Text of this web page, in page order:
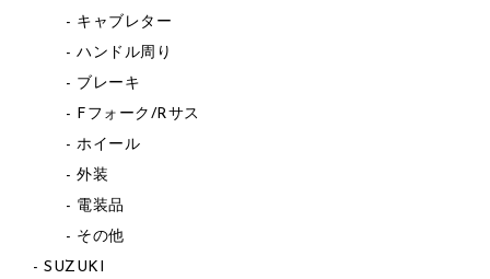
キャブレター
ハンドル周り
ブレーキ
Fフォーク/Rサス
ホイール
外装
電装品
その他
SUZUKI